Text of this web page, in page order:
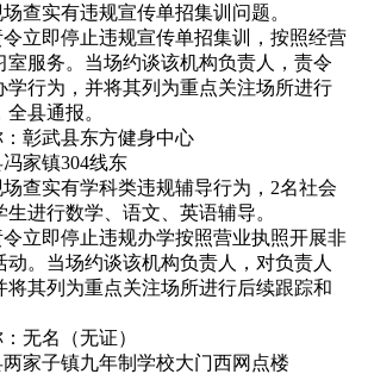
查实有违规宣传单招集训问题。
立即停止违规宣传单招集训，按照经营
室服务。当场约谈该机构负责人，责令
学行为，并将其列为重点关注场所进行
县通报。
：彰武县东方健身中心
家镇304线东
查实有学科类违规辅导行为，2名社会
进行数学、语文、英语辅导。
立即停止违规办学按照营业执照开展非
动。当场约谈该机构负责人，对负责人
将其列为重点关注场所进行后续跟踪和
无名（无证）
家子镇九年制学校大门西网点楼